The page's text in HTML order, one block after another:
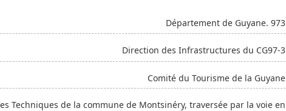
Département de Guyane. 973
Direction des Infrastructures du CG97-3
Comité du Tourisme de la Guyane
Techniques de la commune de Montsinéry, traversée par la voie en